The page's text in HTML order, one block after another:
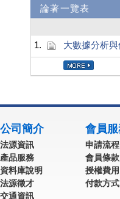
論著一覽表
1.
大數據分析
公司簡介
法源資訊
產品服務
資料庫說明
法源徵才
交通資訊
會員
申請流程
會員條款
授權費用
付款方式